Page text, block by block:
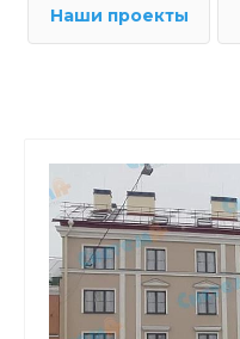
Наши проекты